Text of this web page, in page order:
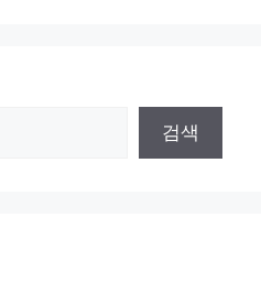
검색